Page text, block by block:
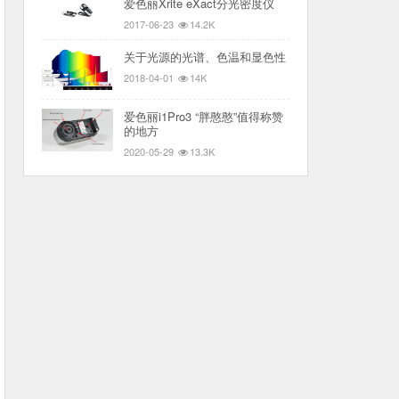
2017-06-23 14.2K
关于光源的光谱、色温和显色性
2018-04-01 14K
爱色丽i1Pro3 “胖憨憨”值得称赞
的地方
2020-05-29 13.3K